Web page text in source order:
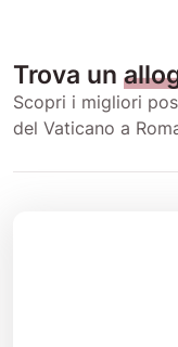
Trova un
Scopri i migliori
del Vaticano a